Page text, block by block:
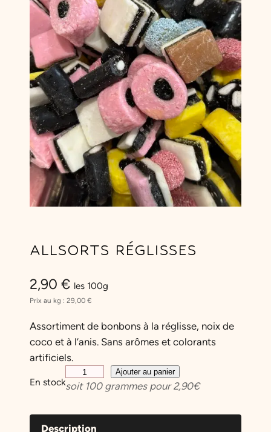
ALLSORTS RÉGLISSES
2,90 € les 100g
Prix au kg : 29,00 €
Assortiment de bonbons à la réglisse, noix de
coco et à l’anis. Sans arômes et colorants
artificiels.
En stock
u
Ajouter au panier
soit 100grammes pour2,90€
Description